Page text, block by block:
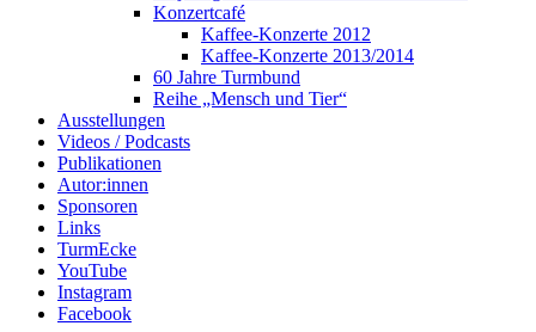
Konzertcafé
Kaffee-Konzerte 2012
Kaffee-Konzerte 2013/2014
60 Jahre Turmbund
Reihe „Mensch und Tier“
Ausstellungen
Videos / Podcasts
Publikationen
Autor:innen
Sponsoren
Links
TurmEcke
YouTube
Instagram
Facebook